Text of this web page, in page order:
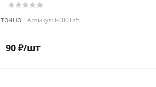
Артикул: I-000185
90 ₽/шт